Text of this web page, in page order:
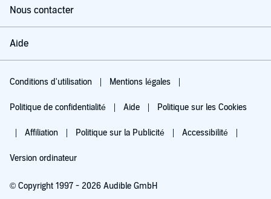
Nous contacter
Aide
Conditions d'utilisation Mentions légales
Politique de confidentialité Aide Politique sur les Cookies
Affiliation Politique sur la Publicité Accessibilité
Version ordinateur
© Copyright 1997 - 2026 Audible GmbH